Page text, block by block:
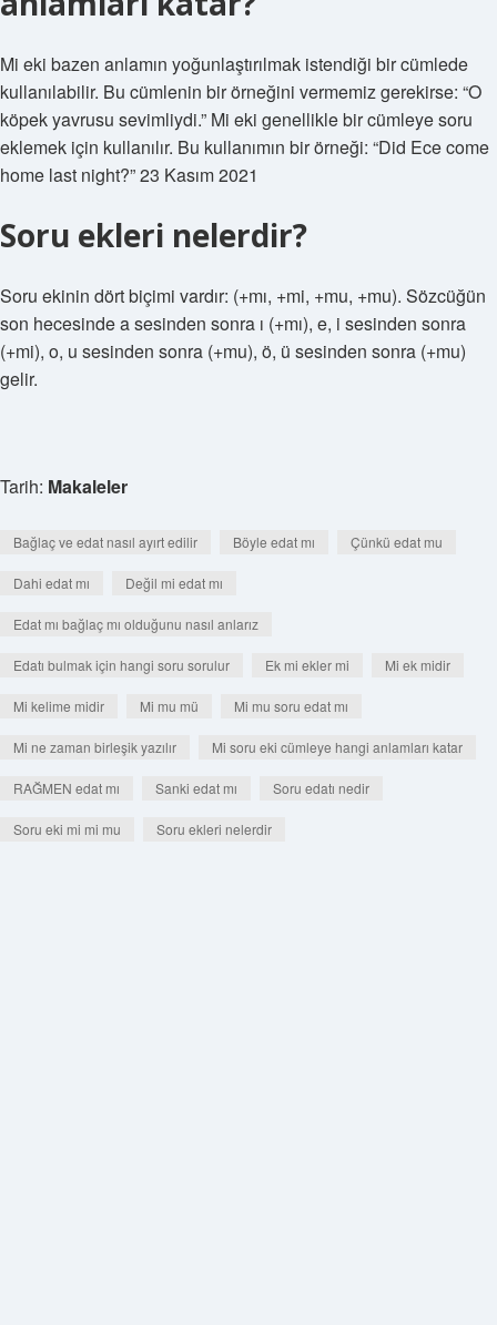
Mi eki bazen anlamın yoğunlaştırılmak istendiği bir cümlede
kullanılabilir. Bu cümlenin bir örneğini vermemiz gerekirse: “O
köpek yavrusu sevimliydi.” Mi eki genellikle bir cümleye soru
eklemek için kullanılır. Bu kullanımın bir örneği: “Did Ece come
home last night?” 23 Kasım 2021
Soru ekleri nelerdir?
Soru ekinin dört biçimi vardır: (+mı, +mi, +mu, +mu). Sözcüğün
son hecesinde a sesinden sonra ı (+mı), e, i sesinden sonra
(+mi), o, u sesinden sonra (+mu), ö, ü sesinden sonra (+mu)
gelir.
Tarih: Makaleler
Bağlaç ve edat nasıl ayırt edilir Böyle edat mı Çünkü edat mu
Dahi edat mı Değil mi edat mı
Edat mı bağlaç mı olduğunu nasıl anlarız
Edatı bulmak için hangi soru sorulur Ek mi ekler mi Mi ek midir
Mi kelime midir Mi mu mü Mi mu soru edat mı
Mi ne zaman birleşik yazılır Mi soru eki cümleye hangi anlamları katar
RAĞMEN edat mı Sanki edat mı Soru edatı nedir
Soru eki mi mi mu Soru ekleri nelerdir